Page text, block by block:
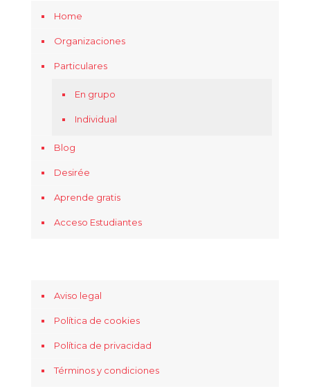
Home
Organizaciones
Particulares
En grupo
Individual
Blog
Desirée
Aprende gratis
Acceso Estudiantes
Aviso legal
Política de cookies
Política de privacidad
Términos y condiciones